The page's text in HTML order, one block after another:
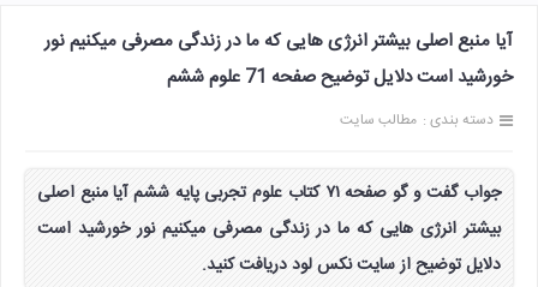
آیا منبع اصلی بیشتر انرژی هایی که ما در زندگی مصرفی میکنیم نور
خورشید است دلایل توضیح صفحه 71 علوم ششم
دسته بندی : مطالب سایت
جواب گفت و گو صفحه ۷۱ کتاب علوم تجربی پایه ششم آیا منبع اصلی
بیشتر انرژی هایی که ما در زندگی مصرفی میکنیم نور خورشید است
دلایل توضیح از سایت نکس لود دریافت کنید.